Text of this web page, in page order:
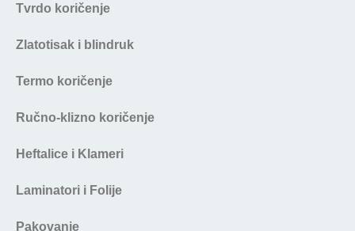
Tvrdo koričenje
Zlatotisak i blindruk
Termo koričenje
Ručno-klizno koričenje
Heftalice i Klameri
Laminatori i Folije
Pakovanje